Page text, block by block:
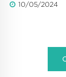
10/05/2024